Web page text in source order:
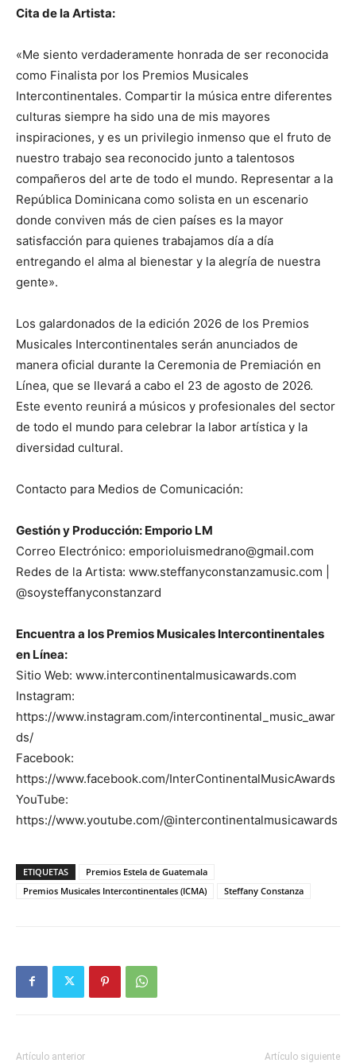
Cita de la Artista:
«Me siento verdaderamente honrada de ser reconocida
como Finalista por los Premios Musicales
Intercontinentales. Compartir la música entre diferentes
culturas siempre ha sido una de mis mayores
inspiraciones, y es un privilegio inmenso que el fruto de
nuestro trabajo sea reconocido junto a talentosos
compañeros del arte de todo el mundo. Representar a la
República Dominicana como solista en un escenario
donde conviven más de cien países es la mayor
satisfacción para quienes trabajamos día a día
entregando el alma al bienestar y la alegría de nuestra
gente».
Los galardonados de la edición 2026 de los Premios
Musicales Intercontinentales serán anunciados de
manera oficial durante la Ceremonia de Premiación en
Línea, que se llevará a cabo el 23 de agosto de 2026.
Este evento reunirá a músicos y profesionales del sector
de todo el mundo para celebrar la labor artística y la
diversidad cultural.
Contacto para Medios de Comunicación:
Gestión y Producción: Emporio LM
Correo Electrónico: emporioluismedrano@gmail.com
Redes de la Artista: www.steffanyconstanzamusic.com |
@soysteffanyconstanzard
Encuentra a los Premios Musicales Intercontinentales
en Línea:
Sitio Web: www.intercontinentalmusicawards.com
Instagram:
https://www.instagram.com/intercontinental_music_awar
ds/
Facebook:
https://www.facebook.com/InterContinentalMusicAwards
YouTube:
https://www.youtube.com/@intercontinentalmusicawards
ETIQUETAS
Premios Estela de Guatemala
Premios Musicales Intercontinentales (ICMA)
Steffany Constanza
Artículo anterior Artículo siguiente